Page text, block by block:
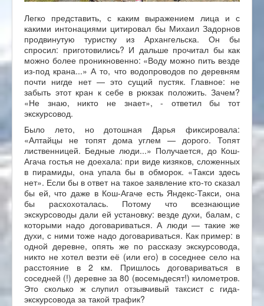
Легко представить, с каким выражением лица и с
какими интонациями цитировал бы Михаил Задорнов
продвинутую туристку из Архангельска. Он бы
спросил: приготовились? И дальше прочитал бы как
можно более проникновенно: «Воду можно пить везде
из-под крана...» А то, что водопроводов по деревням
почти нигде нет — это сущий пустяк. Главное: не
забыть этот кран к себе в рюкзак положить. Зачем?
«Не знаю, никто не знает», - ответил бы тот
экскурсовод.
Было лето, но дотошная Дарья фиксировала:
«Алтайцы не топят дома углем — дорого. Топят
лиственницей. Бедные люди...» Получается, до Кош-
Агача гостья не доехала: при виде кизяков, сложенных
в пирамиды, она упала бы в обморок. «Такси здесь
нет». Если бы в ответ на такое заявление кто-то сказал
бы ей, что даже в Кош-Агаче есть Яндекс-Такси, она
бы расхохоталась. Потому что всезнающие
экскурсоводы дали ей установку: везде духи, балам, с
которыми надо договариваться. А люди — такие же
духи, с ними тоже надо договариваться. Как пример: в
одной деревне, опять же по рассказу экскурсовода,
никто не хотел везти её (или его) в соседнее село на
расстояние в 2 км. Пришлось договариваться в
соседней (!) деревне за 80 (восемьдесят!) километров.
Это сколько ж слупил отзывчивый таксист с гида-
экскурсовода за такой трафик?